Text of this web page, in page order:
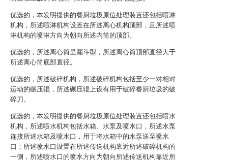
优选的，本发明提供的餐厨垃圾原位处理装置还包括喷淋
机构，所述喷淋机构设置在所述离心机构顶部，且所述喷
淋机构的喷淋方向为朝向所述内筒的顶部。
优选的，所述离心筒呈漏斗型，所述离心筒顶部直径大于
所述离心筒底部直径。
优选的，所述破碎机构，所述破碎机构包括至少一对相对
运动的碾压辊，所述碾压辊上设有用于破碎餐厨垃圾的破
碎刀。
优选的，本发明提供的餐厨垃圾原位处理装置还包括喷水
机构，所述喷水机构包括水箱、水泵及喷水口，所述水泵
连接所述水箱及喷水口，用于将水箱中的水泵送至喷水
口；所述喷水口设置在所述传送机构靠近所述破碎机构的
一侧，所述喷水口的喷水方向为朝向所述传送机构靠近所